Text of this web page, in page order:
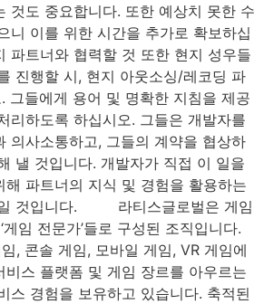
것도 중요합니다. 또한 예상치 못한 수
니 이를 위한 시간을 추가로 확보하십
트너와 협력할 것 또한 현지 성우들
진행할 시, 현지 아웃소싱/레코딩 파
그들에게 용어 및 명확한 지침을 제공
리하도록 하십시오. 그들은 개발자를
의사소통하고, 그들의 계약을 협상하
낼 것입니다. 개발자가 직접 이 일을
해 파트너의 지식 및 경험을 활용하는
일 것입니다. 라티스글로벌은 게임
임 전문가’들로 구성된 조직입니다.
, 콘솔 게임, 모바일 게임, VR 게임에
비스 플랫폼 및 게임 장르를 아우르는
스 경험을 보유하고 있습니다. 축적된